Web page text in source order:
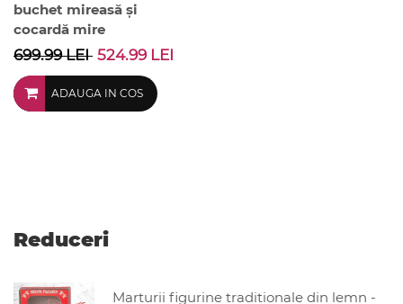
buchet mireasă și
cocardă mire
699.99 LEI 524.99 LEI
ADAUGA IN COS
Reduceri
Marturii figurine traditionale din lemn -